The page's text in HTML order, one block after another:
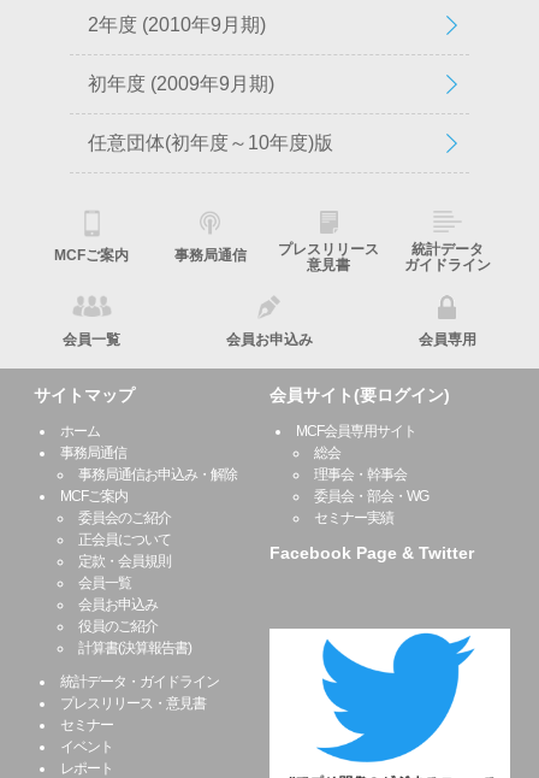
2年度 (2010年9月期)
初年度 (2009年9月期)
任意団体(初年度～10年度)版
MCFご案内 事務局通信
プレスリリース
意見書
統計データ
ガイドライン
会員一覧 会員お申込み 会員専用
サイトマップ
ホーム
事務局通信
事務局通信お申込み・解除
MCFご案内
委員会のご紹介
正会員について
定款・会員規則
会員一覧
会員お申込み
役員のご紹介
計算書(決算報告書)
統計データ・ガイドライン
プレスリリース・意見書
セミナー
イベント
レポート
会員サイト(要ログイン)
MCF会員専用サイト
総会
理事会・幹事会
委員会・部会・WG
セミナー実績
Facebook Page & Twitter